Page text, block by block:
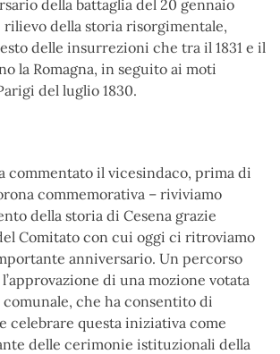
della battaglia del 20 gennaio
rilievo della storia risorgimentale,
delle insurrezioni che tra il 1831 e il
la Romagna, in seguito ai moti
del luglio 1830.
commentato il vicesindaco, prima di
commemorativa – riviviamo
della storia di Cesena grazie
Comitato con cui oggi ci ritroviamo
anniversario. Un percorso
di una mozione votata
che ha consentito di
celebrare questa iniziativa come
delle cerimonie istituzionali della